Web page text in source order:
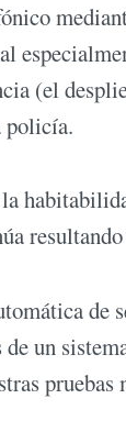
(el
policía.
resultando
de
un